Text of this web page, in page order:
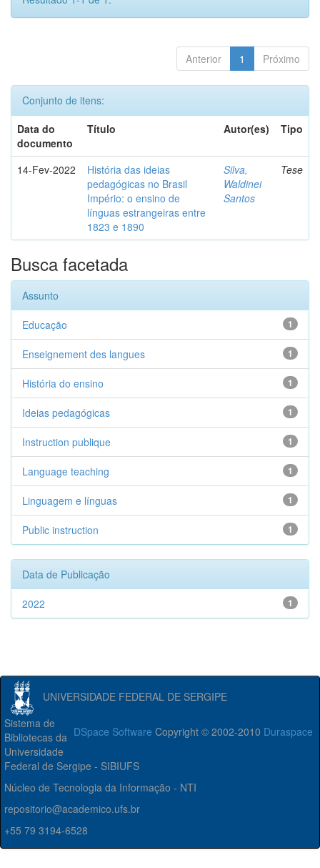
Anterior 1 Próximo
Conjunto de itens:
Data do
documento
Título Autor(es) Tipo
14-Fev-2022
História das ideias
pedagógicas no Brasil
Império: o ensino de
línguas estrangeiras entre
1823 e 1890
Silva,
Waldinei
Santos
Tese
Busca facetada
Assunto
1
Educação
1
Enseignement des langues
1
História do ensino
1
Ideias pedagógicas
1
Instruction publique
1
Language teaching
1
Linguagem e línguas
1
Public instruction
Data de Publicação
1
2022
UNIVERSIDADE FEDERAL DE SERGIPE
DSpace Software Copyright © 2002-2010 Duraspace
Sistema de
Bibliotecas da
Universidade
Federal de Sergipe - SIBIUFS
Núcleo de Tecnologia da Informação - NTI
repositorio@academico.ufs.br
+55 79 3194-6528